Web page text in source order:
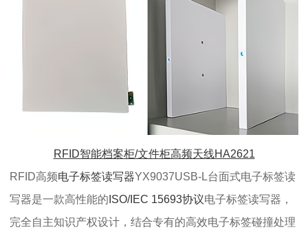
RFID智能档案柜/文件柜高频天线HA2621
RFID高频电子标签读写器YX9037USB-L台面式电子标签读
写器是一款高性能的 ISO/IEC 15693协议电子标签读写器，
完全自主知识产权设计，结合专有的高效电子标签碰撞处理